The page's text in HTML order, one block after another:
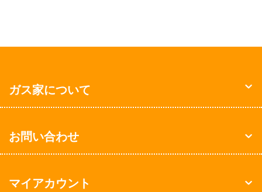
ガス家について
お問い合わせ
マイアカウント